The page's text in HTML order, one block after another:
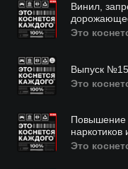
Винил,
Это
Выпуск №15
Это
Повышение
наркотиков
Это